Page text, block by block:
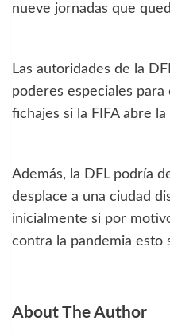
nueve jornadas que
Las autoridades de la
poderes especiales
fichajes si la FIFA abre
Además, la DFL podría
desplace a una ciudad
inicialmente si por
contra la pandemia esto
About The Author